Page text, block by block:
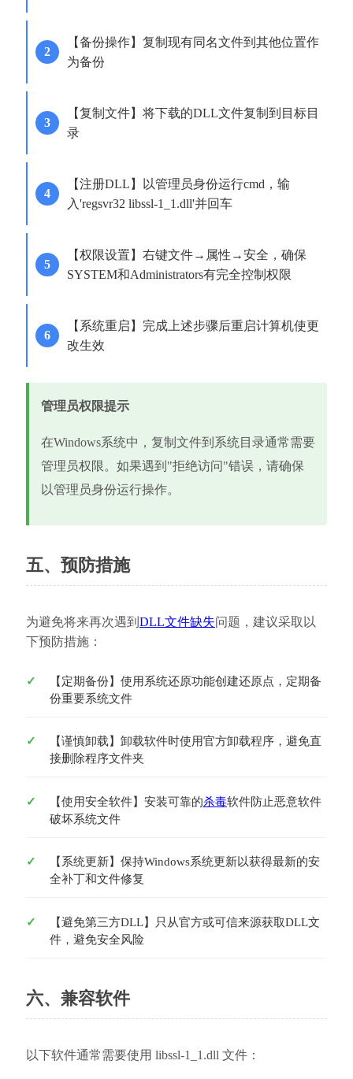
【备份操作】复制现有同名文件到其他位置作
为备份
【复制文件】将下载的DLL文件复制到目标目
录
【注册DLL】以管理员身份运行cmd，输
入'regsvr32 libssl-1_1.dll'并回车
【权限设置】右键文件→属性→安全，确保
SYSTEM和Administrators有完全控制权限
【系统重启】完成上述步骤后重启计算机使更
改生效
管理员权限提示
在Windows系统中，复制文件到系统目录通常需要
管理员权限。如果遇到"拒绝访问"错误，请确保
以管理员身份运行操作。
五、预防措施
为避免将来再次遇到 DLL文件缺失问题，建议采取以
下预防措施：
【定期备份】使用系统还原功能创建还原点，定期备
份重要系统文件
【谨慎卸载】卸载软件时使用官方卸载程序，避免直
接删除程序文件夹
【使用安全软件】安装可靠的杀毒软件防止恶意软件
破坏系统文件
【系统更新】保持Windows系统更新以获得最新的安
全补丁和文件修复
【避免第三方DLL】只从官方或可信来源获取DLL文
件，避免安全风险
六、兼容软件
以下软件通常需要使用 libssl-1_1.dll 文件：